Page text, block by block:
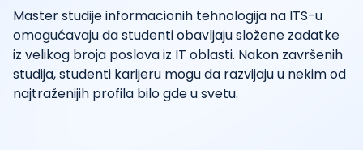
Master studije informacionih tehnologija na ITS-u
omogućavaju da studenti obavljaju složene zadatke
iz velikog broja poslova iz IT oblasti. Nakon završenih
studija, studenti karijeru mogu da razvijaju u nekim od
najtraženijih profila bilo gde u svetu.